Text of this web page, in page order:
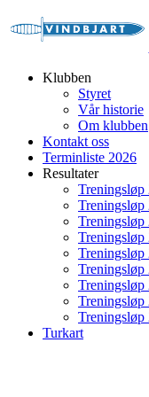
Klubben
Styret
Vår historie
Om klubben
Kontakt oss
Terminliste 2026
Resultater
Treningsløp
Treningsløp
Treningsløp
Treningsløp
Treningsløp
Treningsløp
Treningsløp
Treningsløp
Treningsløp
Turkart